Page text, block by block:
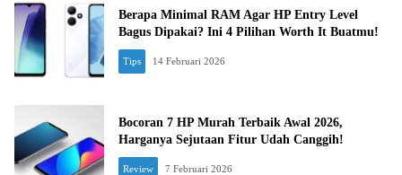
Berapa Minimal RAM Agar HP Entry Level
Bagus Dipakai? Ini 4 Pilihan Worth It Buatmu!
Tips 14 Februari 2026
Bocoran 7 HP Murah Terbaik Awal 2026,
Harganya Sejutaan Fitur Udah Canggih!
Review 7 Februari 2026